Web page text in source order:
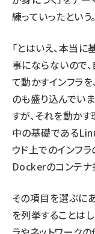
練っていったという。
「とはいえ、本当
事にならないので
て動かすインフラ
のも盛り込んでい
すが、それを動か
中の基礎である
ウド上でのインフ
Dockerのコンテナ
その項目を選ぶに
を列挙することは